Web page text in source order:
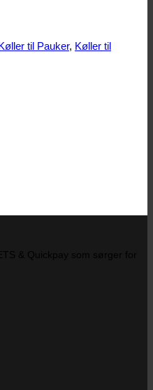
til Pauker, Køller til
& Quickpay som sørger for